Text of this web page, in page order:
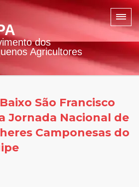
dos
Agricultores
São Francisco
Jornada Nacional de
Camponesas do